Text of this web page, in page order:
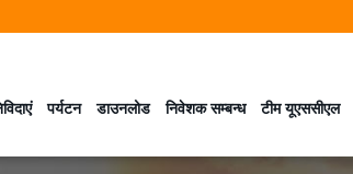
पर्यटन डाउनलोड निवेशक सम्बन्ध टीम यूएससीएल